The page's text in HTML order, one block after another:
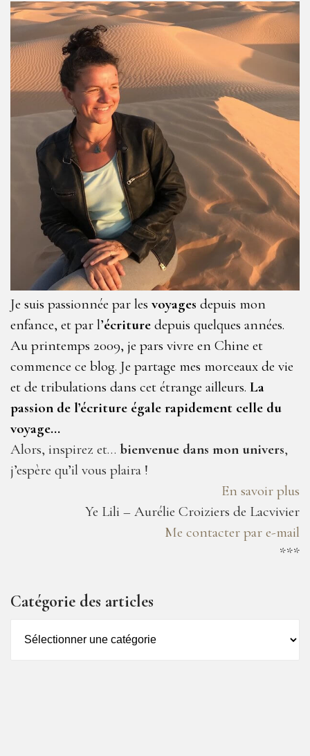
Je suis passionnée par les voyages depuis mon
enfance, et par l’écriture depuis quelques années.
Au printemps 2009, je pars vivre en Chine et
commence ce blog. Je partage mes morceaux de vie
et de tribulations dans cet étrange ailleurs. La
passion de l’écriture égale rapidement celle du
voyage…
Alors, inspirez et… bienvenue dans mon univers,
j’espère qu’il vous plaira !
En savoir plus
Ye Lili – Aurélie Croiziers de Lacvivier
Me contacter par e-mail
***
Catégorie des articles
des